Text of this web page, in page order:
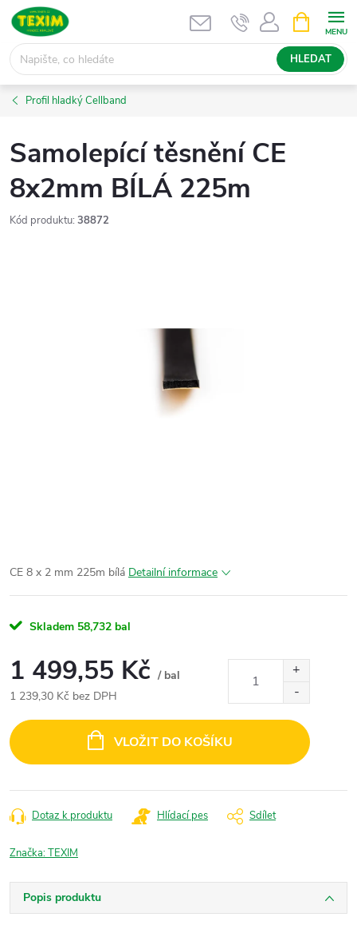
Přejít
obsah
HLEDAT
NÁKUPNÍ
KOŠÍK
Profil hladký Cellband
Samolepící těsnění CE
8x2mm BÍLÁ 225m
Kód produktu: 38872
CE 8 x 2 mm 225m bílá Detailní informace
Skladem 58,732 bal
1 499,55 Kč / bal
1 239,30 Kč bez DPH
cena:
VLOŽIT DO KOŠÍKU
Dotaz k produktu Hlídací pes Sdílet
Značka:TEXIM
Popis produktu